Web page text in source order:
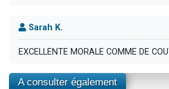
Sarah K.
EXCELLENTE MORALE COMME DE
A consulter également